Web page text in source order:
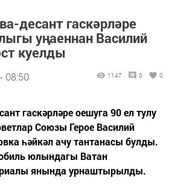
десант гаскәрләре
уңаеннан Василий
куелды
08:50 1147 0 0
гаскәрләре оешуга 90 ел тулу
Союзы Герое Василий
һәйкәл ачу тантанасы булды.
юлындагы Ватан
янында урнаштырылды.